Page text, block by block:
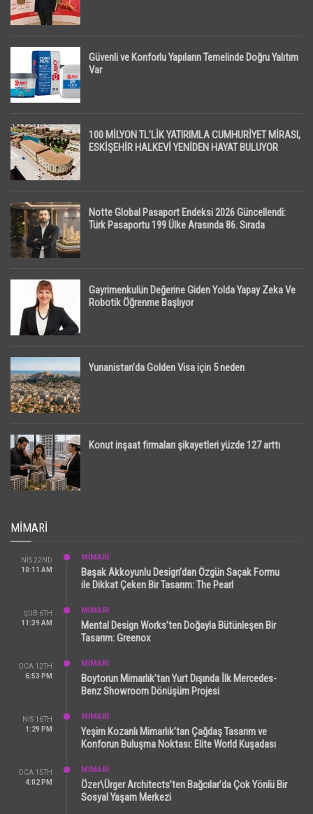
Güvenli ve Konforlu Yapıların Temelinde Doğru Yalıtım
Var
100 MİLYON TL’LİK YATIRIMLA CUMHURİYET MİRASI,
ESKİŞEHİR HALKEVİ YENİDEN HAYAT BULUYOR
Notte Global Pasaport Endeksi 2026 Güncellendi:
Türk Pasaportu 199 Ülke Arasında 86. Sırada
Gayrimenkulün Değerine Giden Yolda Yapay Zeka Ve
Robotik Öğrenme Başlıyor
Yunanistan’da Golden Visa için 5 neden
Konut inşaat firmaları şikayetleri yüzde 127 arttı
MIMARI
NIS 22ND
10:11 AM
MİMARİ
Başak Akkoyunlu Design’dan Özgün Saçak Formu
ile Dikkat Çeken Bir Tasarım: The Pearl
ŞUB 6TH
11:39 AM
MİMARİ
Mental Design Works’ten Doğayla Bütünleşen Bir
Tasarım: Greenox
OCA 12TH
6:53 PM
MİMARİ
Boytorun Mimarlık’tan Yurt Dışında İlk Mercedes-
Benz Showroom Dönüşüm Projesi
NIS 16TH
1:29 PM
MİMARİ
Yeşim Kozanlı Mimarlık’tan Çağdaş Tasarım ve
Konforun Buluşma Noktası: Elite World Kuşadası
OCA 15TH
4:02 PM
MİMARİ
Özer\Ürger Architects’ten Bağcılar’da Çok Yönlü Bir
Sosyal Yaşam Merkezi